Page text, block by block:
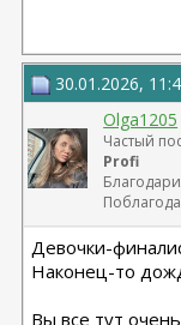
30.01.2026,
Olga1205
Частый
Profi
Девочки-
Наконец-то
Вы все тут